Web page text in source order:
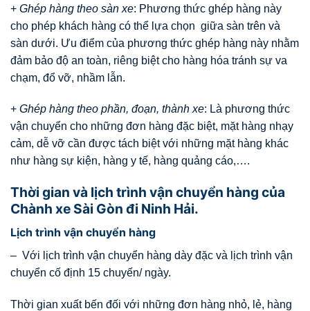
+ Ghép hàng theo sàn xe: Phương thức ghép hàng này
cho phép khách hàng có thể lựa chọn giữa sàn trên và
sàn dưới. Ưu điểm của phương thức ghép hàng này nhằm
đảm bảo độ an toàn, riêng biệt cho hàng hóa tránh sự va
chạm, đổ vỡ, nhầm lẫn.
+ Ghép hàng theo phần, đoạn, thành xe: Là phương thức
vận chuyển cho những đơn hàng đặc biệt, mặt hàng nhạy
cảm, dễ vỡ cần được tách biệt với những mặt hàng khác
như hàng sự kiện, hàng y tế, hàng quảng cáo,….
Thời gian và lịch trình vận chuyển hàng của
Chành xe Sài Gòn đi Ninh Hải.
Lịch trình vận chuyển hàng
– Với lịch trình vận chuyển hàng dày đặc và lịch trình vận
chuyển cố định 15 chuyến/ ngày.
Thời gian xuất bến đối với những đơn hàng nhỏ, lẻ, hàng